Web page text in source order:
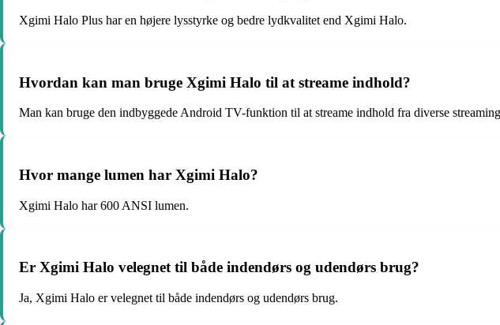
Xgimi Halo Plus har en højere lysstyrke og bedre lydkvalitet end Xgimi Halo.
Hvordan kan man bruge Xgimi Halo til at streame indhold?
Man kan bruge den indbyggede Android TV-funktion til at streame indhold fra diverse
Hvor mange lumen har Xgimi Halo?
Xgimi Halo har 600 ANSI lumen.
Er Xgimi Halo velegnet til både indendørs og udendørs brug?
Ja, Xgimi Halo er velegnet til både indendørs og udendørs brug.